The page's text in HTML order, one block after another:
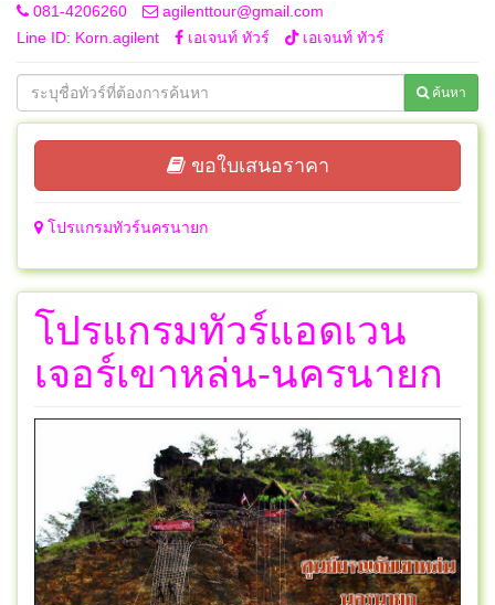
081-4206260
agilenttour@gmail.com
Line ID: Korn.agilent
เอเจนท์ ทัวร์ เอเจนท์ ทัวร์
ค้นหา
ขอใบเสนอราคา
โปรแกรมทัวร์นครนายก
โปรแกรมทัวร์แอดเวน
เจอร์เขาหล่น-นครนายก